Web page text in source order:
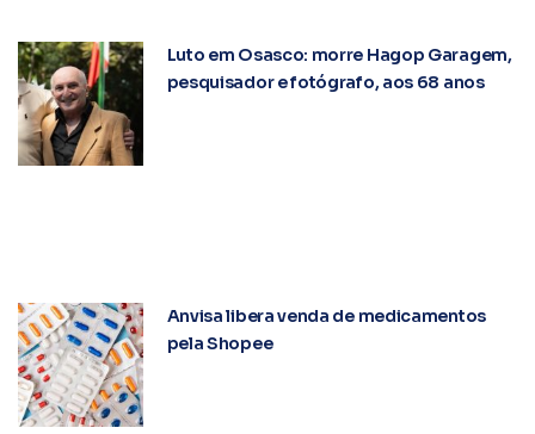
Luto em Osasco: morre Hagop Garagem,
pesquisador e fotógrafo, aos 68 anos
Anvisa libera venda de medicamentos
pela Shopee